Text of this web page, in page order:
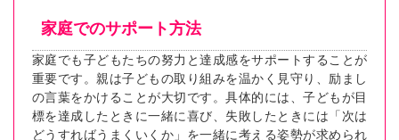
家庭でのサポート方法
家庭でも子どもたちの努力と達成感をサポートすることが
重要です。親は子どもの取り組みを温かく見守り、励まし
の言葉をかけることが大切です。具体的には、子どもが目
標を達成したときに一緒に喜び、失敗したときには「次は
どうすればうまくいくか」を一緒に考える姿勢が求められ